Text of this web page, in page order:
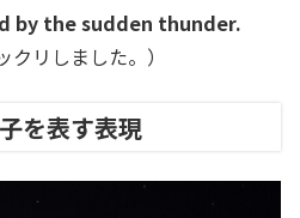
by the sudden thunder.
クリしました。）
を表す表現